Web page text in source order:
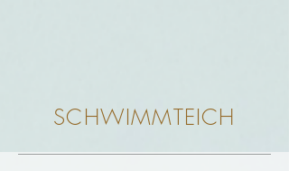
SCHWIMMTEICH